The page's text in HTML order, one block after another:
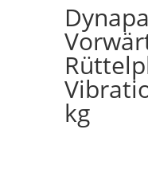
kg